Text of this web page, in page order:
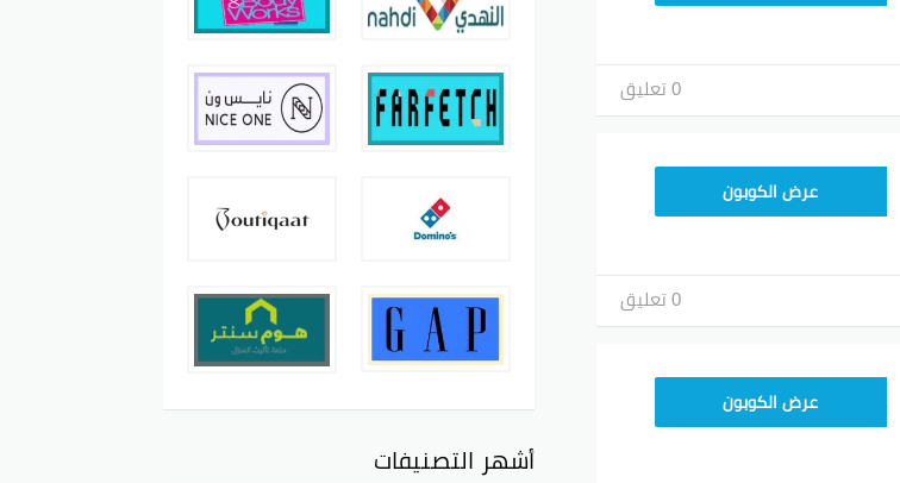
0 تعليق
عرض الكوبون
0 تعليق
عرض الكوبون
أشهر التصنيفات